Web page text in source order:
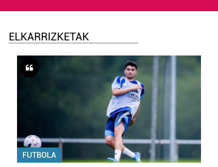
ELKARRIZKETAK
FUTBOLA